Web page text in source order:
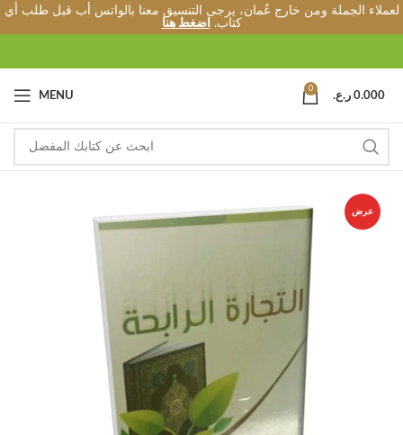
لعملاء الجملة ومن خارج عُمان، يرجى التنسيق معنا بالواتس أب قبل طلب أي
كتاب.
اضغط هنا
MENU
0
0.000 ر.ع.
عرض